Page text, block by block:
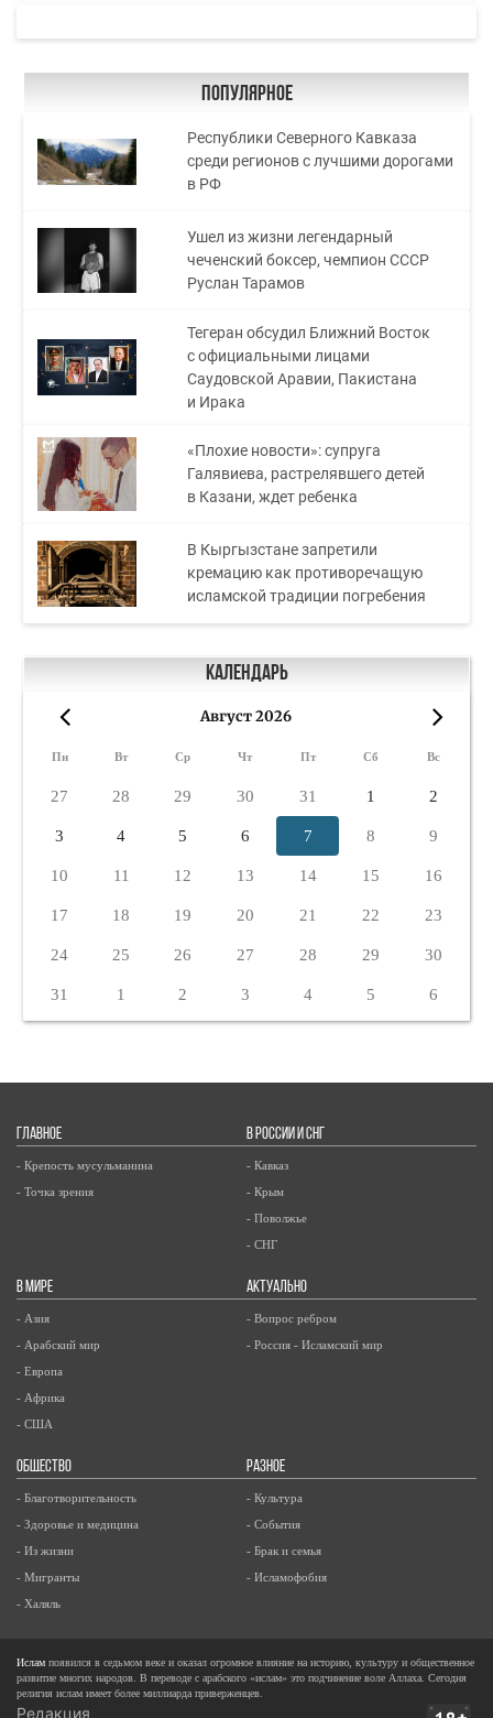
Популярное
Республики Северного Кавказа
среди регионов с лучшими дорогами
в РФ
Ушел из жизни легендарный
чеченский боксер, чемпион СССР
Руслан Тарамов
Тегеран обсудил Ближний Восток
с официальными лицами
Саудовской Аравии, Пакистана
и Ирака
«Плохие новости»: супруга
Галявиева, растрелявшего детей
в Казани, ждет ребенка
В Кыргызстане запретили
кремацию как противоречащую
исламской традиции погребения
Календарь
Август 2026
Пн Вт Ср Чт Пт Сб Вс
27 28 29 30 31 1 2
3 4 5 6 7 8 9
10 11 12 13 14 15 16
17 18 19 20 21 22 23
24 25 26 27 28 29 30
31 1 2 3 4 5 6
ГЛАВНОЕ
- Крепость мусульманина
- Точка зрения
В РОССИИ И СНГ
- Кавказ
- Крым
- Поволжье
- СНГ
В МИРЕ
- Азия
- Арабский мир
- Европа
- Африка
- США
АКТУАЛЬНО
- Вопрос ребром
- Россия - Исламский мир
ОБЩЕСТВО
- Благотворительность
- Здоровье и медицина
- Из жизни
- Мигранты
- Халяль
РАЗНОЕ
- Культура
- События
- Брак и семья
- Исламофобия
Ислам появился в седьмом веке и оказал огромное влияние на историю, культуру и общественное
развитие многих народов. В переводе с арабского «ислам» это подчинение воле Аллаха. Сегодня
религия ислам имеет более миллиарда приверженцев.
Редакция